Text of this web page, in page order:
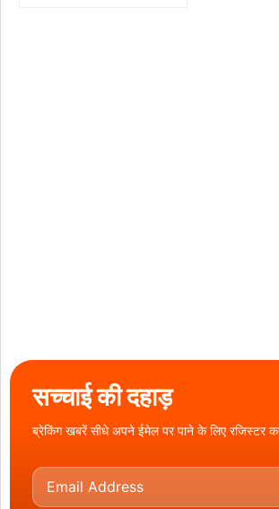
सच्चाई की दहाड़
ब्रेकिंग खबरें सीधे अपने ईमेल पर पाने के लिए रजिस्टर